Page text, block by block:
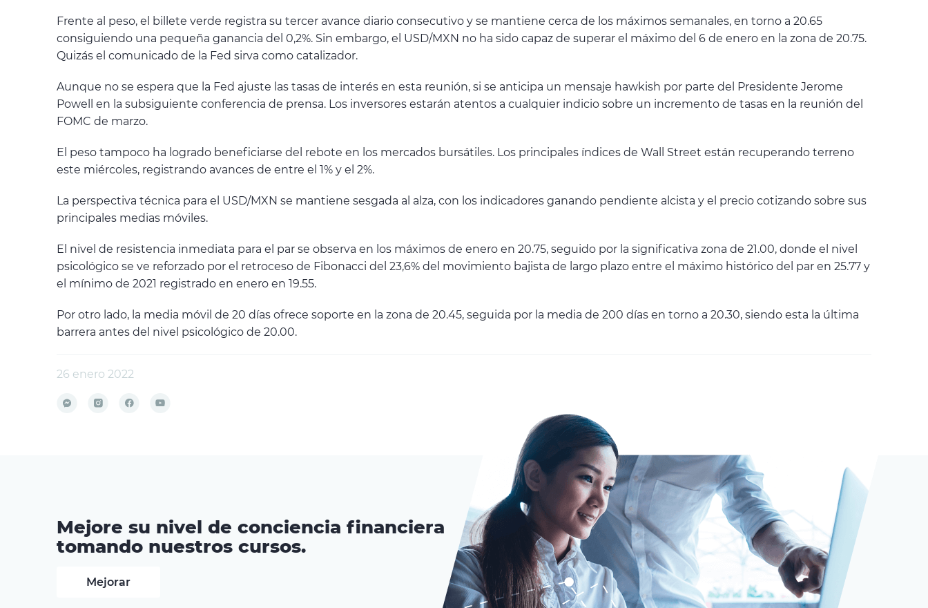
Frente al peso, el billete verde registra su tercer avance diario consecutivo y se mantiene cerca de los máximos semanales, en torno a 20.65
consiguiendo una pequeña ganancia del 0,2%. Sin embargo, el USD/MXN no ha sido capaz de superar el máximo del 6 de enero en la zona de 20.75.
Quizás el comunicado de la Fed sirva como catalizador.
Aunque no se espera que la Fed ajuste las tasas de interés en esta reunión, si se anticipa un mensaje hawkish por parte del Presidente Jerome
Powell en la subsiguiente conferencia de prensa. Los inversores estarán atentos a cualquier indicio sobre un incremento de tasas en la reunión del
FOMC de marzo.
El peso tampoco ha logrado beneficiarse del rebote en los mercados bursátiles. Los principales índices de Wall Street están recuperando terreno
este miércoles, registrando avances de entre el 1% y el 2%.
La perspectiva técnica para el USD/MXN se mantiene sesgada al alza, con los indicadores ganando pendiente alcista y el precio cotizando sobre sus
principales medias móviles.
El nivel de resistencia inmediata para el par se observa en los máximos de enero en 20.75, seguido por la significativa zona de 21.00, donde el nivel
psicológico se ve reforzado por el retroceso de Fibonacci del 23,6% del movimiento bajista de largo plazo entre el máximo histórico del par en 25.77 y
el mínimo de 2021 registrado en enero en 19.55.
Por otro lado, la media móvil de 20 días ofrece soporte en la zona de 20.45, seguida por la media de 200 días en torno a 20.30, siendo esta la última
barrera antes del nivel psicológico de 20.00.
26 enero 2022
Mejore su nivel de conciencia financiera
tomando nuestros cursos.
Mejorar